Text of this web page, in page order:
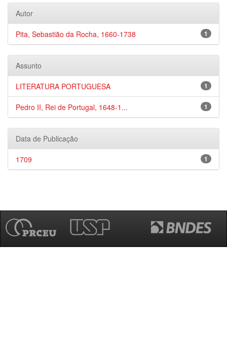
Autor
1
Pita, Sebastião da Rocha, 1660-1738
Assunto
1
LITERATURA PORTUGUESA
1
Pedro II, Rei de Portugal, 1648-1...
Data de Publicação
1
1709